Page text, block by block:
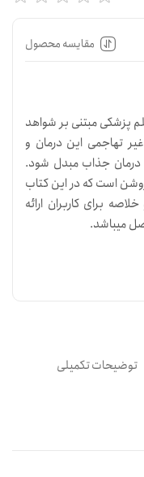
مقایسه محصول
پزشکی مبتنی بر شواهد
تهاجمی این درمان و
جذاب مبدل شود.
روشن است که در این کتاب
برای کاربران ارائه
توضیحات تکمیلی